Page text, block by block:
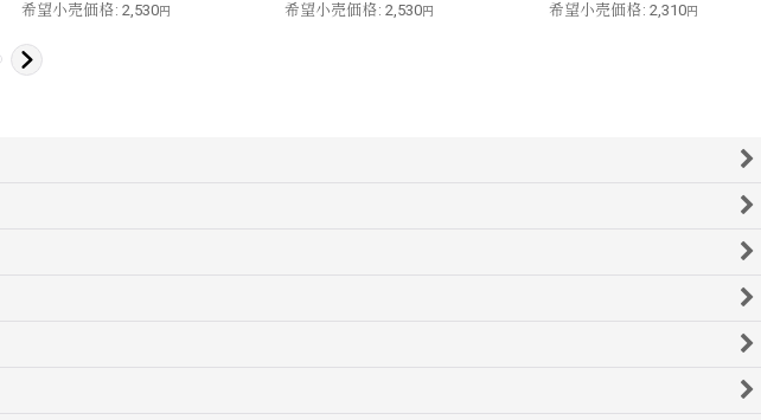
希望小売価格: 2,530円
希望小売価格: 2,530円
希望小売価格: 2,310円